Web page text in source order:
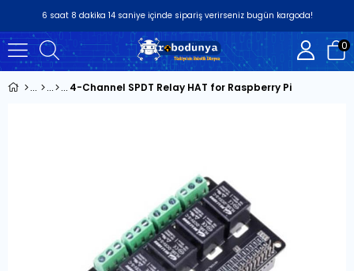
6 saat 8 dakika 14saniyeiçinde sipariş verirseniz bugün kargoda!
0
4-Channel SPDT Relay HAT for Raspberry Pi